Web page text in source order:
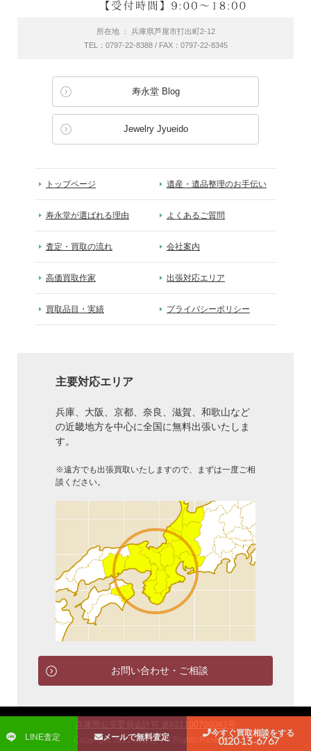
LINE査定 メールで無料査定
今すぐ買取相談をする
0120-13-6767
所在地 ： 兵庫県芦屋市打出町2-12
TEL：0797-22-8388 / FAX：0797-22-8345
寿永堂 Blog
Jewelry Jyueido
トップページ 遺産・遺品整理のお手伝い
寿永堂が選ばれる理由 よくあるご質問
査定・買取の流れ 会社案内
高価買取作家 出張対応エリア
買取品目・実績 プライバシーポリシー
主要対応エリア
兵庫、大阪、京都、奈良、滋賀、和歌山など
の近畿地方を中心に全国に無料出張いたしま
す。
※遠方でも出張買取いたしますので、まずは一度ご相
談ください。
お問い合わせ・ご相談
兵庫県公安委員会許可 第631100700042号
Copyright 2022 寿永堂 All Rights Reserved.